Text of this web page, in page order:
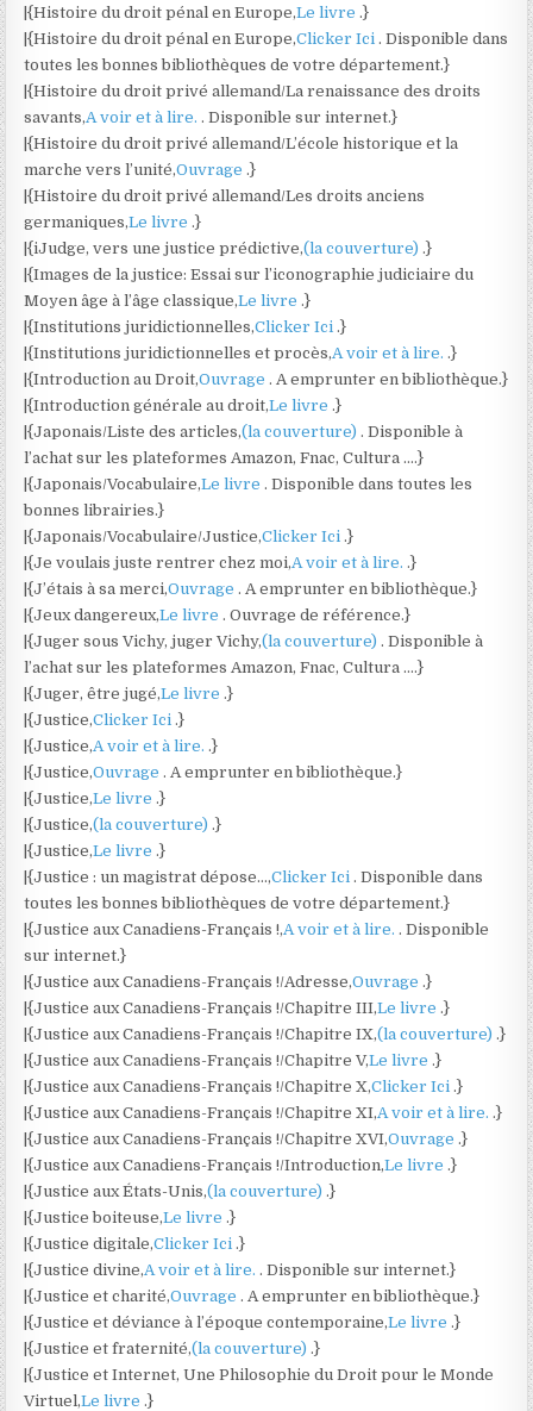
|{Histoire du droit pénal en Europe,Le livre.}
|{Histoire du droit pénal en Europe,Clicker Ici. Disponible dans
toutes les bonnes bibliothèques de votre département.}
|{Histoire du droit privé allemand/La renaissance des droits
savants,A voir et à lire.. Disponible sur internet.}
|{Histoire du droit privé allemand/L’école historique et la
marche vers l’unité,Ouvrage.}
|{Histoire du droit privé allemand/Les droits anciens
germaniques,Le livre.}
|{iJudge, vers une justice prédictive,(la couverture).}
|{Images de la justice: Essai sur l’iconographie judiciaire du
Moyen âge à l’âge classique,Le livre.}
|{Institutions juridictionnelles,Clicker Ici.}
|{Institutions juridictionnelles et procès,A voir et à lire..}
|{Introduction au Droit,Ouvrage. A emprunter en bibliothèque.}
|{Introduction générale au droit,Le livre.}
|{Japonais/Liste des articles,(la couverture). Disponible à
l’achat sur les plateformes Amazon, Fnac, Cultura ….}
|{Japonais/Vocabulaire,Le livre. Disponible dans toutes les
bonnes librairies.}
|{Japonais/Vocabulaire/Justice,Clicker Ici.}
|{Je voulais juste rentrer chez moi,A voir et à lire..}
|{J’étais à sa merci,Ouvrage. A emprunter en bibliothèque.}
|{Jeux dangereux,Le livre. Ouvrage de référence.}
|{Juger sous Vichy, juger Vichy,(la couverture). Disponible à
l’achat sur les plateformes Amazon, Fnac, Cultura ….}
|{Juger, être jugé,Le livre.}
|{Justice,Clicker Ici.}
|{Justice,A voir et à lire..}
|{Justice,Ouvrage. A emprunter en bibliothèque.}
|{Justice,Le livre.}
|{Justice,(la couverture).}
|{Justice,Le livre.}
|{Justice : un magistrat dépose…,Clicker Ici. Disponible dans
toutes les bonnes bibliothèques de votre département.}
|{Justice aux Canadiens-Français !,A voir et à lire.. Disponible
sur internet.}
|{Justice aux Canadiens-Français !/Adresse,Ouvrage.}
|{Justice aux Canadiens-Français !/Chapitre III,Le livre.}
|{Justice aux Canadiens-Français !/Chapitre IX,(la couverture).}
|{Justice aux Canadiens-Français !/Chapitre V,Le livre.}
|{Justice aux Canadiens-Français !/Chapitre X,Clicker Ici.}
|{Justice aux Canadiens-Français !/Chapitre XI,A voir et à lire..}
|{Justice aux Canadiens-Français !/Chapitre XVI,Ouvrage.}
|{Justice aux Canadiens-Français !/Introduction,Le livre.}
|{Justice aux États-Unis,(la couverture).}
|{Justice boiteuse,Le livre.}
|{Justice digitale,Clicker Ici.}
|{Justice divine,A voir et à lire.. Disponible sur internet.}
|{Justice et charité,Ouvrage. A emprunter en bibliothèque.}
|{Justice et déviance à l’époque contemporaine,Le livre.}
|{Justice et fraternité,(la couverture).}
|{Justice et Internet, Une Philosophie du Droit pour le Monde
Virtuel,Le livre.}